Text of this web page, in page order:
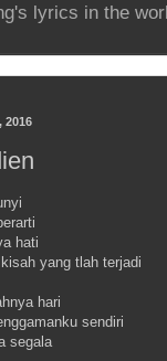
lyrics in the
2016
hati
yang tlah terjadi
hari
sendiri
segala